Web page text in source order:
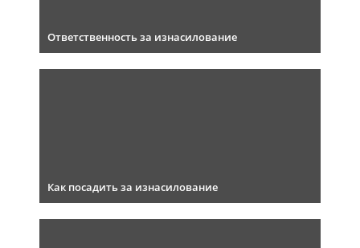
Ответственность за изнасилование
Как посадить за изнасилование